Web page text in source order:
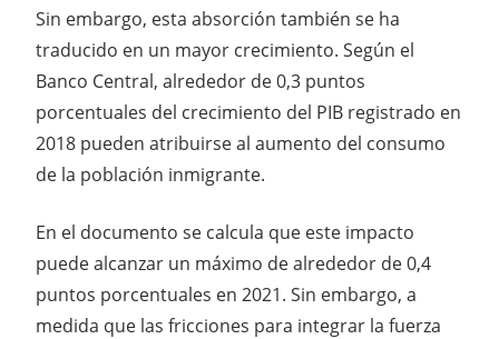
Sin embargo, esta absorción también se ha
traducido en un mayor crecimiento. Según el
Banco Central, alrededor de 0,3 puntos
porcentuales del crecimiento del PIB registrado en
2018 pueden atribuirse al aumento del consumo
de la población inmigrante.
En el documento se calcula que este impacto
puede alcanzar un máximo de alrededor de 0,4
puntos porcentuales en 2021. Sin embargo, a
medida que las fricciones para integrar la fuerza